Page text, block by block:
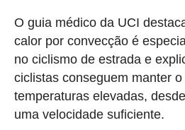
O guia médico da UCI
calor por convecção é
no ciclismo de estrada e
ciclistas conseguem manter
temperaturas elevadas,
uma velocidade suficiente.